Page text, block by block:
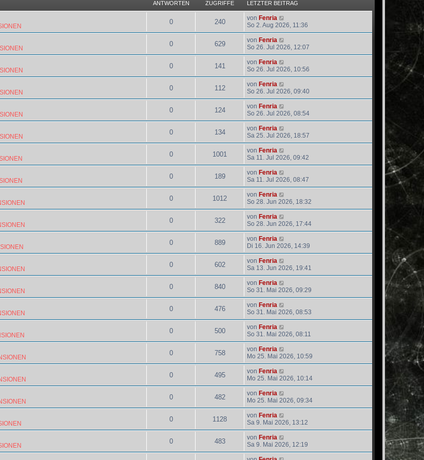
ANTWORTEN ZUGRIFFE LETZTER BEITRAG
0 240 von Fenria
So 2. Aug 2026, 11:36
0 629 von Fenria
So 26. Jul 2026, 12:07
0 141 von Fenria
So 26. Jul 2026, 10:56
0 112 von Fenria
So 26. Jul 2026, 09:40
0 124 von Fenria
So 26. Jul 2026, 08:54
0 134 von Fenria
Sa 25. Jul 2026, 18:57
0 1001 von Fenria
Sa 11. Jul 2026, 09:42
0 189 von Fenria
Sa 11. Jul 2026, 08:47
0 1012 von Fenria
So 28. Jun 2026, 18:32
0 322 von Fenria
So 28. Jun 2026, 17:44
0 889 von Fenria
Di 16. Jun 2026, 14:39
0 602 von Fenria
Sa 13. Jun 2026, 19:41
0 840 von Fenria
So 31. Mai 2026, 09:29
0 476 von Fenria
So 31. Mai 2026, 08:53
0 500 von Fenria
So 31. Mai 2026, 08:11
0 758 von Fenria
Mo 25. Mai 2026, 10:59
0 495 von Fenria
Mo 25. Mai 2026, 10:14
0 482 von Fenria
Mo 25. Mai 2026, 09:34
0 1128 von Fenria
Sa 9. Mai 2026, 13:12
0 483 von Fenria
Sa 9. Mai 2026, 12:19